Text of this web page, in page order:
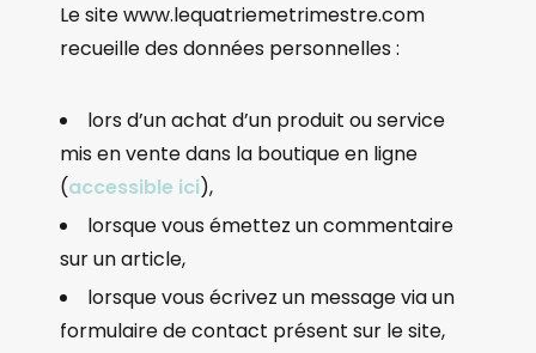
Le site www.lequatriemetrimestre.com
recueille des données personnelles :
lors d’un achat d’un produit ou service
mis en vente dans la boutique en ligne
(accessible ici),
lorsque vous émettez un commentaire
sur un article,
lorsque vous écrivez un message via un
formulaire de contact présent sur le site,